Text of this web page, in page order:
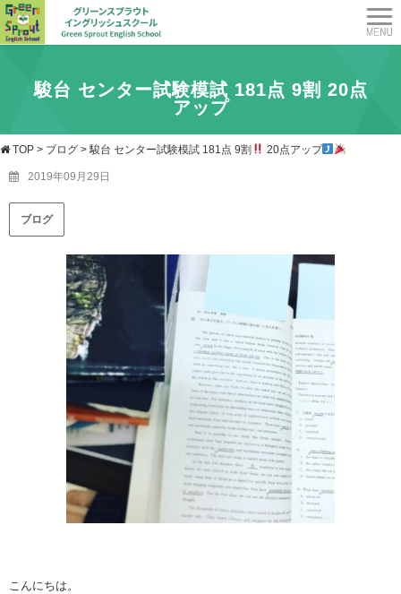
駿台 センター試験模試 181点 9割 20点
アップ
TOP > ブログ >駿台 センター試験模試 181点 9割 20点アップ
2019年09月29日
ブログ
こんにちは。